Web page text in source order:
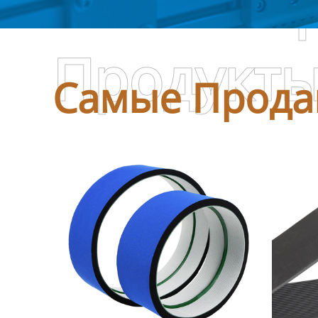
Самые